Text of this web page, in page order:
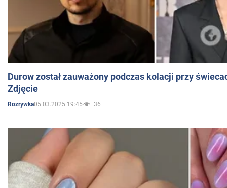
Durow został zauważony podczas kolacji przy
Zdjęcie
Rozrywka05.03.2025 19:45 36